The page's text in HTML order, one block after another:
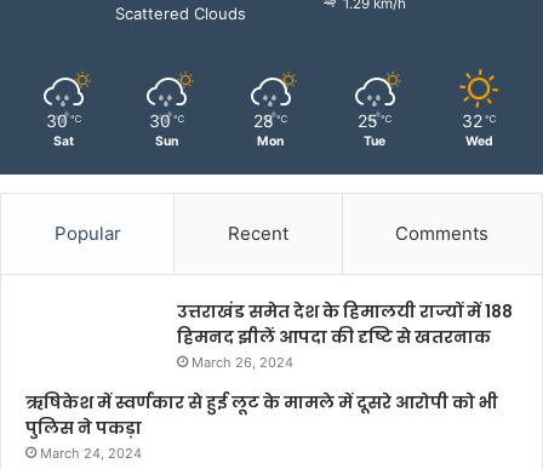
Scattered Clouds
30 ℃
Sat
30 ℃
Sun
28 ℃
Mon
25 ℃
Tue
32 ℃
Wed
Popular Recent Comments
उत्तराखंड समेत देश के हिमालयी राज्यों में 188
हिमनद झीलें आपदा की दृष्टि से खतरनाक
March 26, 2024
ऋषिकेश में स्वर्णकार से हुई लूट के मामले में दूसरे आरोपी को भी
पुलिस ने पकड़ा
March 24, 2024